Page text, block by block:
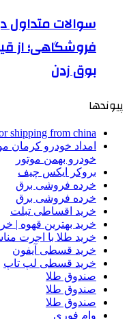
سوالات متداول
فروشگاهی؛ از
بوق زدن
پیوندها
shipping from china
امداد خودرو کرمان
خودرو بهمن موتور
بروکر ایکس چیف
خرده فروشی برق
خرده فروشی برق
خرید اقساطی تبلت
خرید بهترین قهوه |
خرید طلا با اجرت
خرید قسطی آیفون
خرید قسطی لپ تاپ
صندوق طلا
صندوق طلا
صندوق طلا
وام فوری